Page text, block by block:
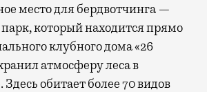
место для бердвотчинга —
который находится прямо
клубного дома «26
атмосферу леса в
Здесь обитает более 70 видов